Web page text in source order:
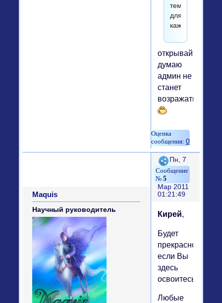
тему
для
каждой?
открывайте!!
думаю
админ не
станет
возражать..
0
Поделиться
5
Пн, 7
Мар 2011
01:21:49
Maquis
Научный руководитель
Кирей,
Будет
прекрасно,
если Вы
здесь
освоитесь)))
Любые